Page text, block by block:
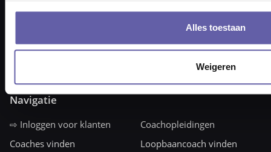
Alles toestaan
Weigeren
Navigatie
⇨ Inloggen voor klanten
Coachopleidingen
Coaches vinden
Loopbaancoach vinden